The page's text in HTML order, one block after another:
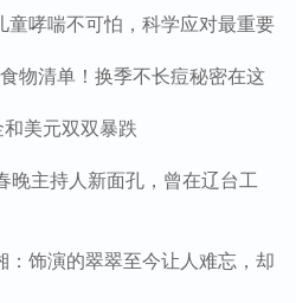
哮喘不可怕，科学应对最重要
物清单！换季不长痘秘密在这
美元双双暴跌
晚主持人新面孔，曾在辽台工
饰演的翠翠至今让人难忘，却